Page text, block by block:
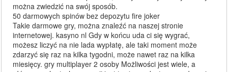
można zwiedzić na swój sposób.
50 darmowych spinów bez depozytu fire joker
Takie darmowe gry, można znaleźć na naszej stronie
internetowej. kasyno nl Gdy w końcu uda ci się wygrać,
możesz liczyć na nie lada wypłatę, ale taki moment może
zdarzyć się raz na kilka tygodni, może nawet raz na kilka
miesięcy. gry multiplayer 2 osoby Możliwości jest wiele, a